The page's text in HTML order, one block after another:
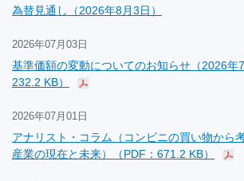
為替見通し（2026年8月3日）
2026年07月03日
基準価額の変動についてのお知らせ（2026年
232.2 KB）
2026年07月01日
アナリスト・コラム（コンビニの買い物から
産業の現在と未来）（PDF：671.2 KB）